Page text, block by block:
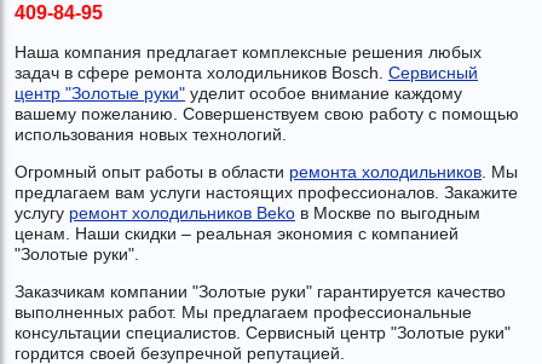
409-84-95
Наша компания предлагает комплексные решения любых
задач в сфере ремонта холодильников Bosch. Сервисный
центр "Золотые руки" уделит особое внимание каждому
вашему пожеланию. Совершенствуем свою работу с помощью
использования новых технологий.
Огромный опыт работы в области ремонта холодильников . Мы
предлагаем вам услуги настоящих профессионалов. Закажите
услугу ремонт холодильников Beko в Москве по выгодным
ценам. Наши скидки – реальная экономия с компанией
"Золотые руки".
Заказчикам компании "Золотые руки" гарантируется качество
выполненных работ. Мы предлагаем профессиональные
консультации специалистов. Сервисный центр "Золотые руки"
гордится своей безупречной репутацией.